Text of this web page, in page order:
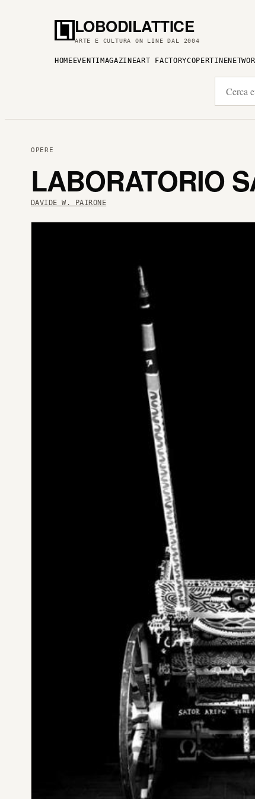
LOBODILATTICE
ARTE E CULTURA ON LINE DAL 2004
HOME EVENTI MAGAZINEART FACTORYCOPERTINE
OPERE
LABORATORIO
DAVIDE W. PAIRONE